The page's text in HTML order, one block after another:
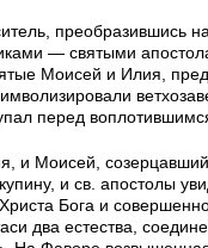
преобразившись
— святыми
Моисей и Илия,
перед
и Моисей,
и св. апостолы
Бога и
два естества,